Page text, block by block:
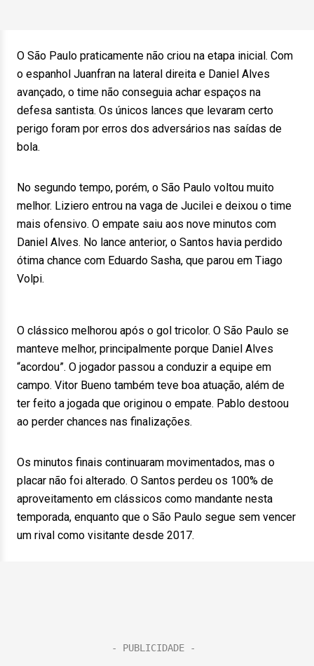
O São Paulo praticamente não criou na etapa inicial. Com
o espanhol Juanfran na lateral direita e Daniel Alves
avançado, o time não conseguia achar espaços na
defesa santista. Os únicos lances que levaram certo
perigo foram por erros dos adversários nas saídas de
bola.
No segundo tempo, porém, o São Paulo voltou muito
melhor. Liziero entrou na vaga de Jucilei e deixou o time
mais ofensivo. O empate saiu aos nove minutos com
Daniel Alves. No lance anterior, o Santos havia perdido
ótima chance com Eduardo Sasha, que parou em Tiago
Volpi.
O clássico melhorou após o gol tricolor. O São Paulo se
manteve melhor, principalmente porque Daniel Alves
“acordou”. O jogador passou a conduzir a equipe em
campo. Vitor Bueno também teve boa atuação, além de
ter feito a jogada que originou o empate. Pablo destoou
ao perder chances nas finalizações.
Os minutos finais continuaram movimentados, mas o
placar não foi alterado. O Santos perdeu os 100% de
aproveitamento em clássicos como mandante nesta
temporada, enquanto que o São Paulo segue sem vencer
um rival como visitante desde 2017.